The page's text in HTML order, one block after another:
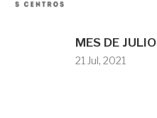
MES DE JULIO
21 Jul, 2021